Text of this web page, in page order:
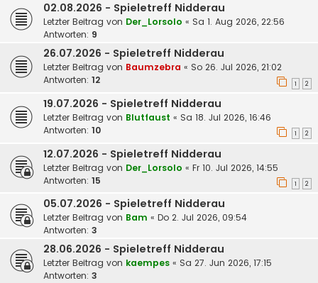
02.08.2026 - Spieletreff Nidderau
Letzter Beitrag von Der_Lorsolo « Sa 1. Aug 2026, 22:56
Antworten: 9
26.07.2026 - Spieletreff Nidderau
Letzter Beitrag von Baumzebra « So 26. Jul 2026, 21:02
Antworten: 12 1 2
19.07.2026 - Spieletreff Nidderau
Letzter Beitrag von Blutfaust « Sa 18. Jul 2026, 16:46
Antworten: 10 1 2
12.07.2026 - Spieletreff Nidderau
Letzter Beitrag von Der_Lorsolo « Fr 10. Jul 2026, 14:55
Antworten: 15 1 2
05.07.2026 - Spieletreff Nidderau
Letzter Beitrag von Bam « Do 2. Jul 2026, 09:54
Antworten: 3
28.06.2026 - Spieletreff Nidderau
Letzter Beitrag von kaempes « Sa 27. Jun 2026, 17:15
Antworten: 3